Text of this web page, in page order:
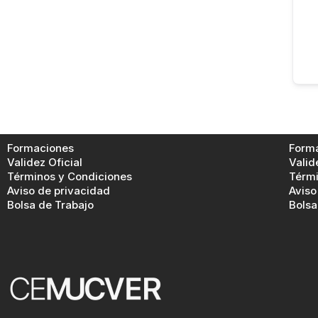
Formaciones
Validez Oficial
Términos y Condiciones
Aviso de privacidad
Bolsa de Trabajo